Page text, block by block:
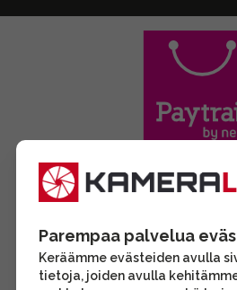
Parempaa palvelua
Keräämme evästeiden avulla
tietoja, joiden avulla